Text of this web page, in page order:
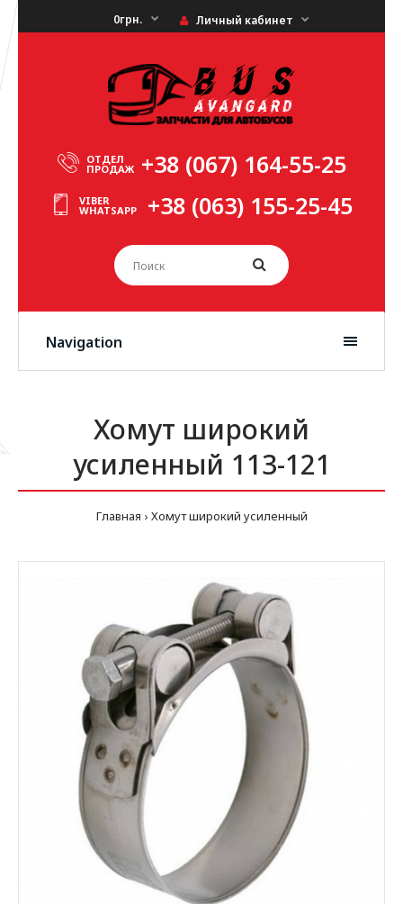
0грн. Личный кабинет
ОТДЕЛ
ПРОДАЖ +38 (067) 164-55-25
VIBER
WHATSAPP +38 (063) 155-25-45
Navigation
Хомут широкий
усиленный 113-121
Главная Хомут широкий усиленный